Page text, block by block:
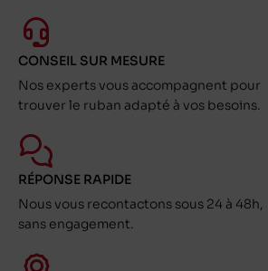
CONSEIL SUR MESURE
Nos experts vous accompagnent pour
trouver le ruban adapté à vos besoins.
RÉPONSE RAPIDE
Nous vous recontactons sous 24 à 48h,
sans engagement.